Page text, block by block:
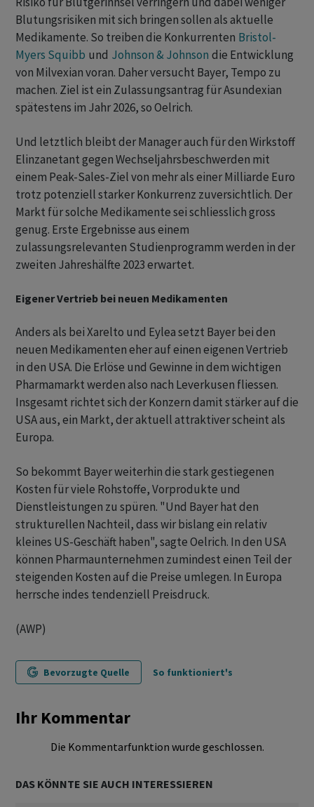
Blutungsrisiken mit sich bringen sollen als aktuelle
Medikamente. So treiben die Konkurrenten Bristol-
Myers Squibb und Johnson & Johnson die Entwicklung
von Milvexian voran. Daher versucht Bayer, Tempo zu
machen. Ziel ist ein Zulassungsantrag für Asundexian
spätestens im Jahr 2026, so Oelrich.
Und letztlich bleibt der Manager auch für den Wirkstoff
Elinzanetant gegen Wechseljahrsbeschwerden mit
einem Peak-Sales-Ziel von mehr als einer Milliarde Euro
trotz potenziell starker Konkurrenz zuversichtlich. Der
Markt für solche Medikamente sei schliesslich gross
genug. Erste Ergebnisse aus einem
zulassungsrelevanten Studienprogramm werden in der
zweiten Jahreshälfte 2023 erwartet.
Eigener Vertrieb bei neuen Medikamenten
Anders als bei Xarelto und Eylea setzt Bayer bei den
neuen Medikamenten eher auf einen eigenen Vertrieb
in den USA. Die Erlöse und Gewinne in dem wichtigen
Pharmamarkt werden also nach Leverkusen fliessen.
Insgesamt richtet sich der Konzern damit stärker auf die
USA aus, ein Markt, der aktuell attraktiver scheint als
Europa.
So bekommt Bayer weiterhin die stark gestiegenen
Kosten für viele Rohstoffe, Vorprodukte und
Dienstleistungen zu spüren. "Und Bayer hat den
strukturellen Nachteil, dass wir bislang ein relativ
kleines US-Geschäft haben", sagte Oelrich. In den USA
können Pharmaunternehmen zumindest einen Teil der
steigenden Kosten auf die Preise umlegen. In Europa
herrsche indes tendenziell Preisdruck.
(AWP)
Bevorzugte Quelle So funktioniert's
Ihr Kommentar
Die Kommentarfunktion wurde geschlossen.
DAS KÖNNTE SIE AUCH INTERESSIEREN